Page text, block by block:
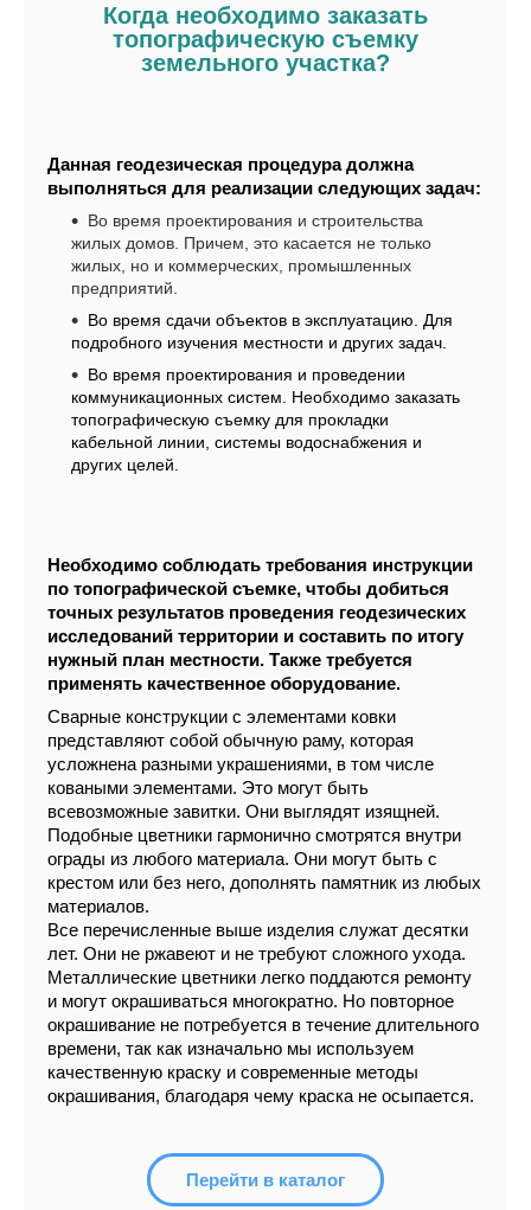
Когда необходимо заказать
топографическую съемку
земельного участка?
Данная геодезическая процедура должна
выполняться для реализации следующих задач:
Во время проектирования и строительства
жилых домов. Причем, это касается не только
жилых, но и коммерческих, промышленных
предприятий.
Во время сдачи объектов в эксплуатацию. Для
подробного изучения местности и других задач.
Во время проектирования и проведении
коммуникационных систем. Необходимо заказать
топографическую съемку для прокладки
кабельной линии, системы водоснабжения и
других целей.
Необходимо соблюдать требования инструкции
по топографической съемке, чтобы добиться
точных результатов проведения геодезических
исследований территории и составить по итогу
нужный план местности. Также требуется
применять качественное оборудование.
Сварные конструкции с элементами ковки
представляют собой обычную раму, которая
усложнена разными украшениями, в том числе
коваными элементами. Это могут быть
всевозможные завитки. Они выглядят изящней.
Подобные цветники гармонично смотрятся внутри
ограды из любого материала. Они могут быть с
крестом или без него, дополнять памятник из любых
материалов.
Все перечисленные выше изделия служат десятки
лет. Они не ржавеют и не требуют сложного ухода.
Металлические цветники легко поддаются ремонту
и могут окрашиваться многократно. Но повторное
окрашивание не потребуется в течение длительного
времени, так как изначально мы используем
качественную краску и современные методы
окрашивания, благодаря чему краска не осыпается.
Перейти в каталог